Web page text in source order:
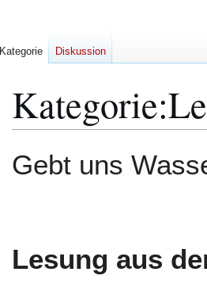
Kategorie:
Navigation
Suche
Gebt uns
Lesung aus
Kategorie Diskussion